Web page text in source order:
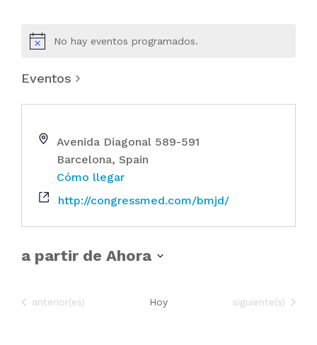
No hay eventos programados.
Eventos
Avenida Diagonal 589-591
Barcelona, Spain
Cómo llegar
http://congressmed.com/bmjd/
a partir de Ahora
l
Eventos
anterior(es) Hoy Eventos
siguiente(s)